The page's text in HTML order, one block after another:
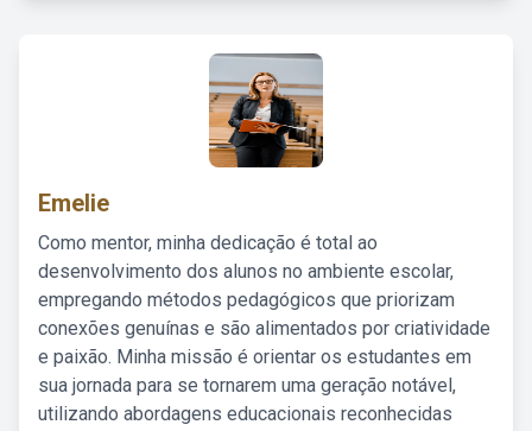
Emelie
Como mentor, minha dedicação é total ao
desenvolvimento dos alunos no ambiente escolar,
empregando métodos pedagógicos que priorizam
conexões genuínas e são alimentados por criatividade
e paixão. Minha missão é orientar os estudantes em
sua jornada para se tornarem uma geração notável,
utilizando abordagens educacionais reconhecidas